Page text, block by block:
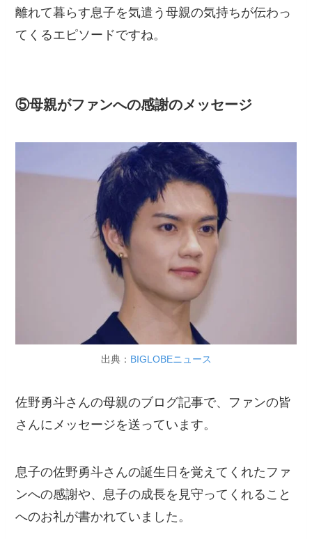
離れて暮らす息子を気遣う母親の気持ちが伝わっ
てくるエピソードですね。
⑤母親がファンへの感謝のメッセージ
出典： BIGLOBEニュース
佐野勇斗さんの母親のブログ記事で、ファンの皆
さんにメッセージを送っています。
息子の佐野勇斗さんの誕生日を覚えてくれたファ
ンへの感謝や、息子の成長を見守ってくれること
へのお礼が書かれていました。